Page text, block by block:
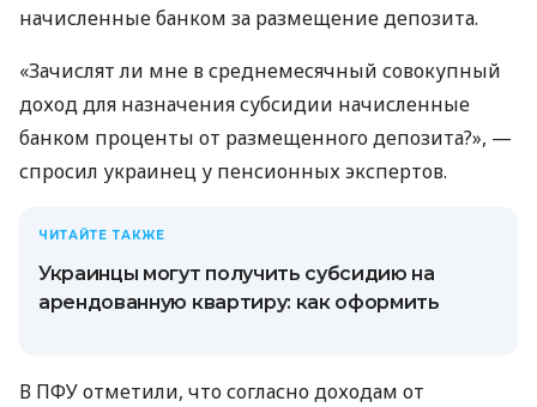
начисленные банком за размещение депозита.
«Зачислят ли мне в среднемесячный совокупный
доход для назначения субсидии начисленные
банком проценты от размещенного депозита?», —
спросил украинец у пенсионных экспертов.
ЧИТАЙТЕ ТАКЖЕ
Украинцы могут получить субсидию на
арендованную квартиру: как оформить
В ПФУ отметили, что согласно доходам от